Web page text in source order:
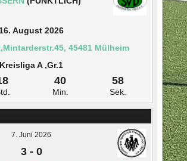
16. August 2026
45481 Mülheim
Kreisliga A ,Gr.1
40
Min.
58
Sek.
7. Juni 2026
3- 0